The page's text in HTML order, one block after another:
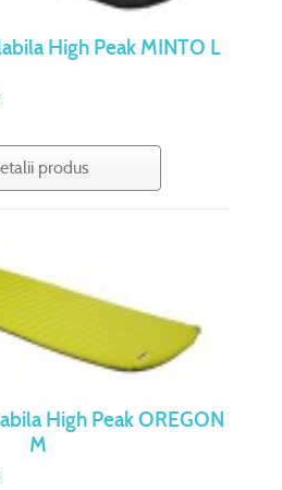
High Peak MINTO L
produs
High Peak OREGON
M